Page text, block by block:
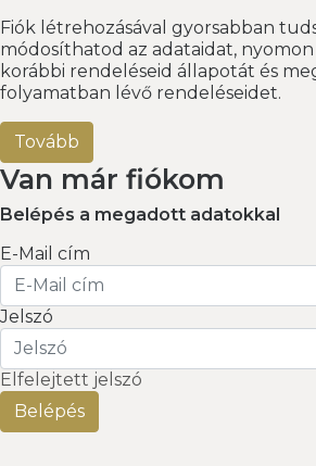
Fiók létrehozásával gyorsabban
módosíthatod az adataidat,
korábbi rendeléseid állapotát és
folyamatban lévő rendeléseidet.
Tovább
Van már fiókom
Belépés a megadott adatokkal
E-Mail cím
Jelszó
Elfelejtett jelszó